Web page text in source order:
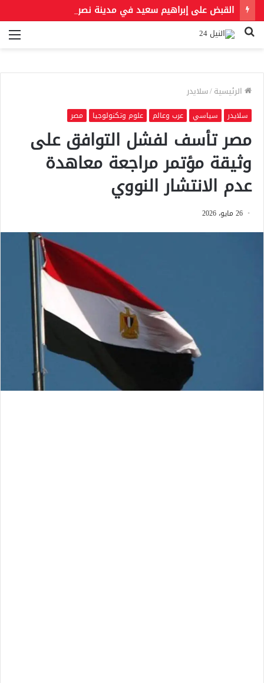
بحث
الرئيسية/سلايدر
سلايدر سياسي عرب وعالم علوم وتكنولوجيا مصر
مصر تأسف لفشل التوافق على
وثيقة مؤتمر مراجعة معاهدة
عدم الانتشار النووي
26 مايو، 2026